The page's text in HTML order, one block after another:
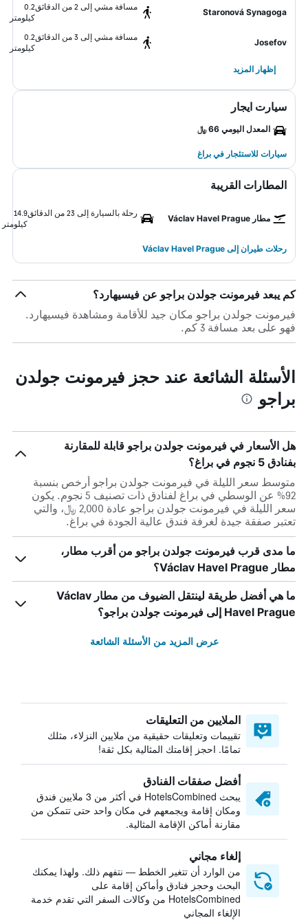
Staronová Synagoga
مسافة مشي إلى 2 من الدقائق
0.2
كيلومتر
Josefov
مسافة مشي إلى 3 من الدقائق
0.2
كيلومتر
إظهار المزيد
سيارت ايجار
المعدل اليومي 66 ﷼
سيارات للاستئجار في براغ
المطارات القريبة
مطار Václav Havel Prague
رحلة بالسيارة إلى 23 من الدقائق
14.9
كيلومتر
رحلات طيران إلى Václav Havel Prague
كم يبعد فيرمونت جولدن براجو عن فيسيهارد؟
فيرمونت جولدن براجو مكان جيد للأقامة ومشاهدة فيسيهارد.
فهو على بعد مسافة 3 كم.
الأسئلة الشائعة عند حجز فيرمونت جولدن
براجو
هل الأسعار في فيرمونت جولدن براجو قابلة للمقارنة
بفنادق 5 نجوم في براغ؟
متوسط سعر الليلة في فيرمونت جولدن براجو أرخص بنسبة
92% عن الوسطي في براغ لفنادق ذات تصنيف 5 نجوم. يكون
سعر الليلة في فيرمونت جولدن براجو عادة 2,000 ﷼، والتي
تعتبر صفقة جيدة لغرفة فندق عالية الجودة في براغ.
ما مدى قرب فيرمونت جولدن براجو من أقرب مطار،
مطار Václav Havel Prague؟
ما هي أفضل طريقة لينتقل الضيوف من مطار Václav
Havel Prague إلى فيرمونت جولدن براجو؟
عرض المزيد من الأسئلة الشائعة
الملايين من التعليقات
تقييمات وتعليقات حقيقية من ملايين النزلاء، مثلك
تمامًا. احجز إقامتك المثالية بكل ثقة!
أفضل صفقات الفنادق
يبحث HotelsCombined في أكثر من 3 ملايين فندق
ومكان إقامة ويجمعهم في مكان واحد حتى تتمكن من
مقارنة أماكن الإقامة المثالية.
إلغاء مجاني
من الوارد أن تتغير الخطط — نتفهم ذلك. ولهذا يمكنك
البحث وحجز فنادق وأماكن إقامة على
HotelsCombined من وكالات السفر التي تقدم خدمة
الإلغاء المجاني